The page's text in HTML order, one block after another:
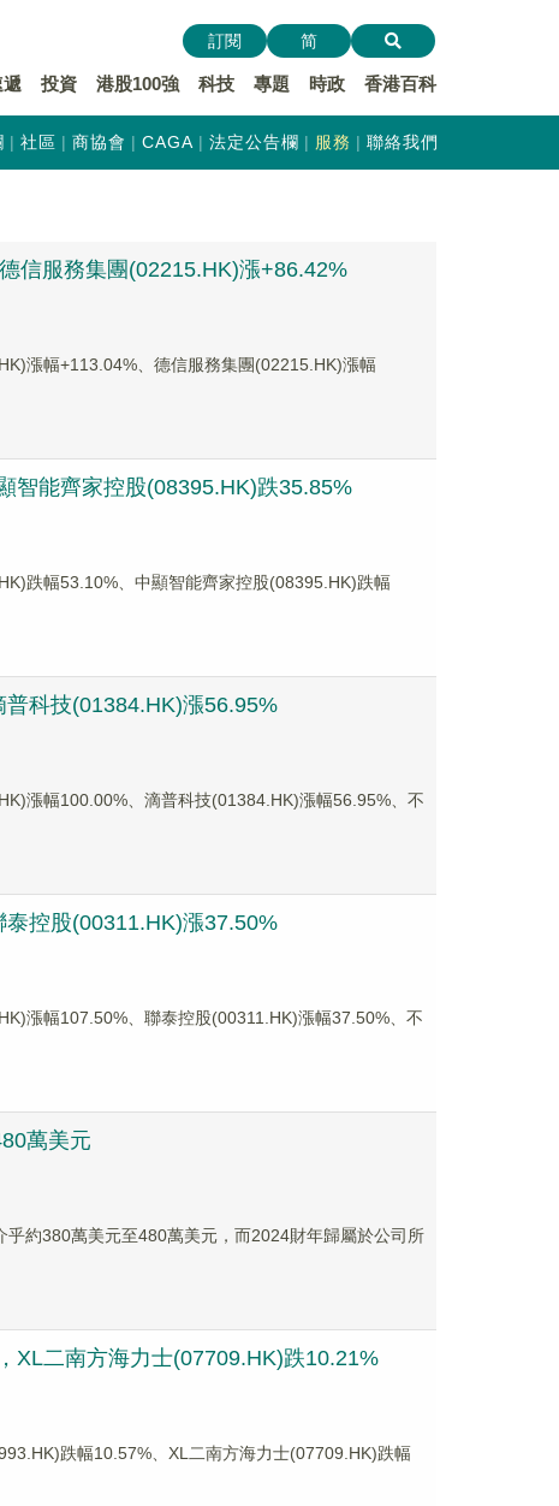
投資 港股100強 科技 專題 時政 香港百科
訂閱 简
社區 商協會 CAGA 法定公告欄 服務 聯絡我們
信服務集團(02215.HK)漲+86.42%
漲幅+113.04%、德信服務集團(02215.HK)漲幅
智能齊家控股(08395.HK)跌35.85%
跌幅53.10%、中顯智能齊家控股(08395.HK)跌幅
普科技(01384.HK)漲56.95%
漲幅100.00%、滴普科技(01384.HK)漲幅56.95%、不
泰控股(00311.HK)漲37.50%
漲幅107.50%、聯泰控股(00311.HK)漲幅37.50%、不
萬美元
乎約380萬美元至480萬美元，而2024財年歸屬於公司所
XL二南方海力士(07709.HK)跌10.21%
跌幅10.57%、XL二南方海力士(07709.HK)跌幅